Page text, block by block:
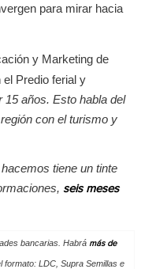
para mirar hacia
y Marketing de
Predio ferial y
15 años. Esto habla del
con el turismo y
tiene un tinte
seis meses
bancarias. Habrá más de
LDC, Supra Semillas e